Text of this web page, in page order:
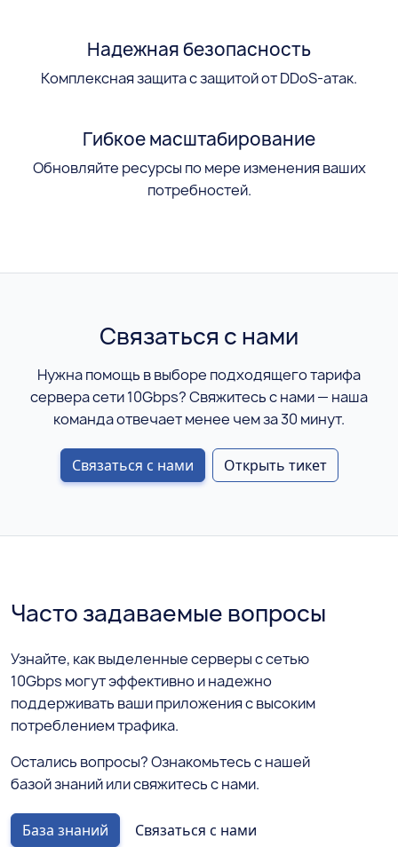
Надежная безопасность
Комплексная защита с защитой от DDoS-атак.
Гибкое масштабирование
Обновляйте ресурсы по мере изменения ваших
потребностей.
Связаться с нами
Нужна помощь в выборе подходящего тарифа
сервера сети 10Gbps? Свяжитесь с нами — наша
команда отвечает менее чем за 30 минут.
Связаться с нами Открыть тикет
Часто задаваемые вопросы
Узнайте, как выделенные серверы с сетью
10Gbps могут эффективно и надежно
поддерживать ваши приложения с высоким
потреблением трафика.
Остались вопросы? Ознакомьтесь с нашей
базой знаний или свяжитесь с нами.
База знаний Связаться с нами